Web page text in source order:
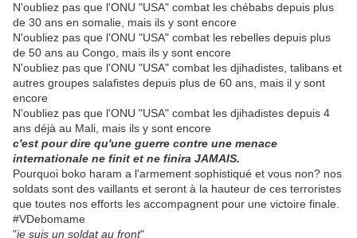
N'oubliez pas que l'ONU "USA" combat les chébabs depuis plus
de 30 ans en somalie, mais ils y sont encore
N'oubliez pas que l'ONU "USA" combat les rebelles depuis plus
de 50 ans au Congo, mais ils y sont encore
N'oubliez pas que l'ONU "USA" combat les djihadistes, talibans et
autres groupes salafistes depuis plus de 60 ans, mais il y sont
encore
N'oubliez pas que l'ONU "USA" combat les djihadistes depuis 4
ans déjà au Mali, mais ils y sont encore
c'est pour dire qu'une guerre contre une menace
internationale ne finit et ne finira JAMAIS.
Pourquoi boko haram a l'armement sophistiqué et vous non? nos
soldats sont des vaillants et seront à la hauteur de ces terroristes
que toutes nos efforts les accompagnent pour une victoire finale.
#VDebomame
"je suis un soldat au front"